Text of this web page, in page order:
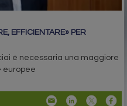
EFFICIENTARE» PER
è necessaria una maggiore
europee